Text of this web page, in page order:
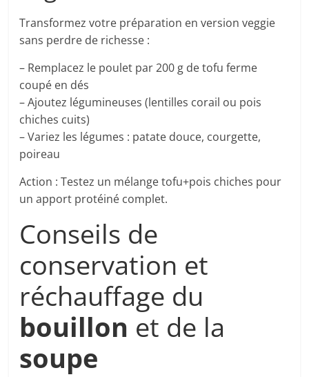
Transformez votre préparation en version veggie
sans perdre de richesse :
– Remplacez le poulet par 200 g de tofu ferme
coupé en dés
– Ajoutez légumineuses (lentilles corail ou pois
chiches cuits)
– Variez les légumes : patate douce, courgette,
poireau
Action : Testez un mélange tofu+pois chiches pour
un apport protéiné complet.
Conseils de
conservation et
réchauffage du
bouillon et de la
soupe